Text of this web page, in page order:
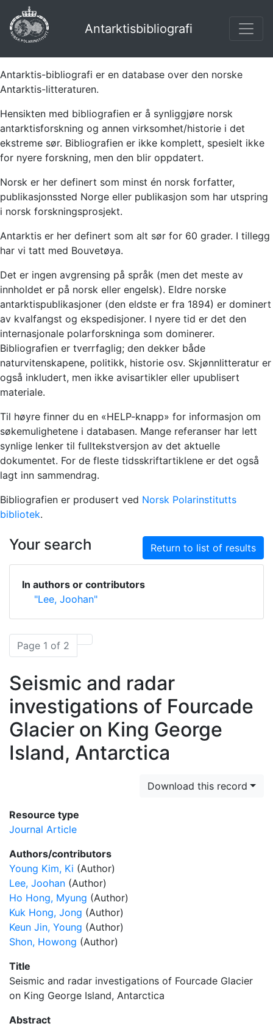
Antarktisbibliografi
Antarktis-bibliografi er en database over den norske
Antarktis-litteraturen.
Hensikten med bibliografien er å synliggjøre norsk
antarktisforskning og annen virksomhet/historie i det
ekstreme sør. Bibliografien er ikke komplett, spesielt ikke
for nyere forskning, men den blir oppdatert.
Norsk er her definert som minst én norsk forfatter,
publikasjonssted Norge eller publikasjon som har utspring
i norsk forskningsprosjekt.
Antarktis er her definert som alt sør for 60 grader. I tillegg
har vi tatt med Bouvetøya.
Det er ingen avgrensing på språk (men det meste av
innholdet er på norsk eller engelsk). Eldre norske
antarktispublikasjoner (den eldste er fra 1894) er dominert
av kvalfangst og ekspedisjoner. I nyere tid er det den
internasjonale polarforskninga som dominerer.
Bibliografien er tverrfaglig; den dekker både
naturvitenskapene, politikk, historie osv. Skjønnlitteratur er
også inkludert, men ikke avisartikler eller upublisert
materiale.
Til høyre finner du en «HELP-knapp» for informasjon om
søkemulighetene i databasen. Mange referanser har lett
synlige lenker til fulltekstversjon av det aktuelle
dokumentet. For de fleste tidsskriftartiklene er det også
lagt inn sammendrag.
Bibliografien er produsert ved Norsk Polarinstitutts
bibliotek.
Your search Return to list of results
In authors or contributors
"Lee, Joohan"
Page 1 of 2
Seismic and radar
investigations of Fourcade
Glacier on King George
Island, Antarctica
Download this record
Resource type
Journal Article
Authors/contributors
Young Kim, Ki (Author)
Lee, Joohan (Author)
Ho Hong, Myung (Author)
Kuk Hong, Jong (Author)
Keun Jin, Young (Author)
Shon, Howong (Author)
Title
Seismic and radar investigations of Fourcade Glacier
on King George Island, Antarctica
Abstract